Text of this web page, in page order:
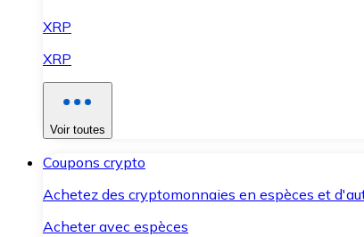
XRP
XRP
Voir toutes
Coupons crypto
Achetez des cryptomonnaies en espèces et
Acheter avec espèces